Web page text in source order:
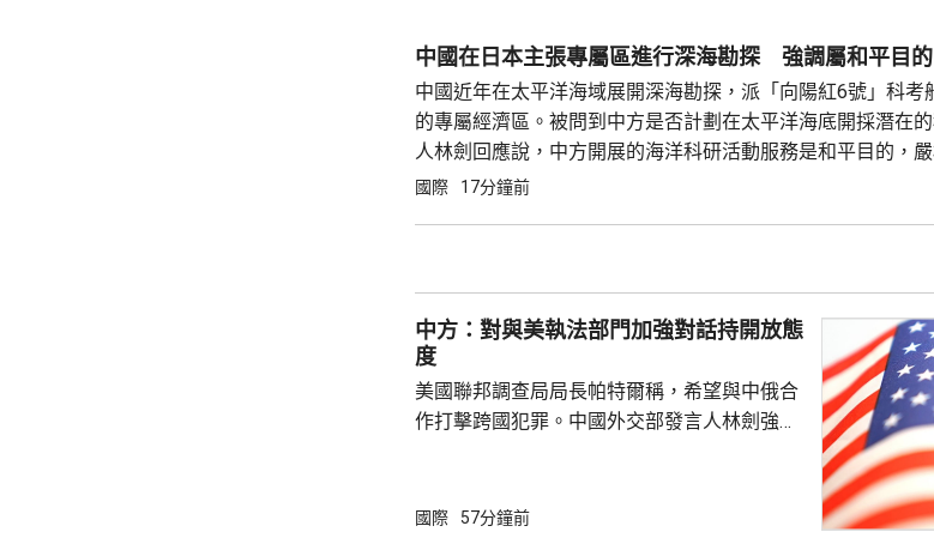
拓產品實施網絡安全審查。 商務部昨日宣布對
美國採取5項反制措施，包括加強無人機相關
兩用物項對出口管...
中國在日本主張專屬區進行深海勘探 強調屬和平目的
中國近年在太平洋海域展開深海勘探，派「向陽紅6號」科
的專屬經濟區。被問到中方是否計劃在太平洋海底開採潛在
人林劍回應說，中方開展的海洋科研活動服務是和平目的，
升全人類對海洋的科學認知、促進國際社會整體利益。 至於中國航母「遼寧艦」去年6月進
國際 17分鐘前
中方：對與美執法部門加強對話持開放態
度
美國聯邦調查局局長帕特爾稱，希望與中俄合
作打擊跨國犯罪。中國外交部發言人林劍強
神，與美方開展執法領域合作。至於雙方是否
國際 57分鐘前